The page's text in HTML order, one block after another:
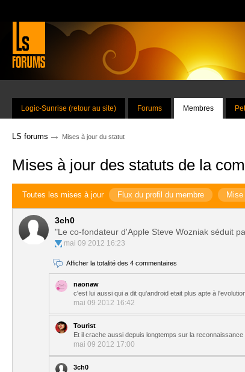
Logic-Sunrise (retour au site) Forums Membres
LS forums → Mises à jour du statut
Mises à jour des statuts de la
Toutes les mises à jour Flux du profil du membre
3ch0
"Le co-fondateur d'Apple Steve Wozniak séduit
mai 09 2012 16:23
Afficher la totalité des 4 commentaires
naonaw
c'est lui aussi qui a dit qu'android etait plus apte à
mai 09 2012 16:42
Tourist
Et il crache aussi depuis longtemps sur la reconnaissance
mai 09 2012 17:00
3ch0